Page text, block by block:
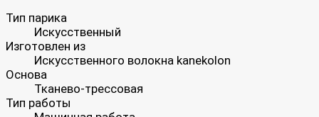
Тип парика
Искусственный
Изготовлен из
Искусственного волокна kanekolon
Основа
Тканево-трессовая
Тип работы